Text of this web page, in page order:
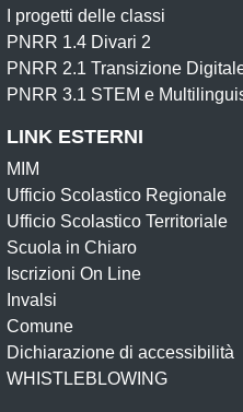
I progetti delle classi
PNRR 1.4 Divari 2
PNRR 2.1 Transizione
PNRR 3.1 STEM e
LINK ESTERNI
MIM
Ufficio Scolastico Regionale
Ufficio Scolastico Territoriale
Scuola in Chiaro
Iscrizioni On Line
Invalsi
Comune
Dichiarazione di accessibilità
WHISTLEBLOWING